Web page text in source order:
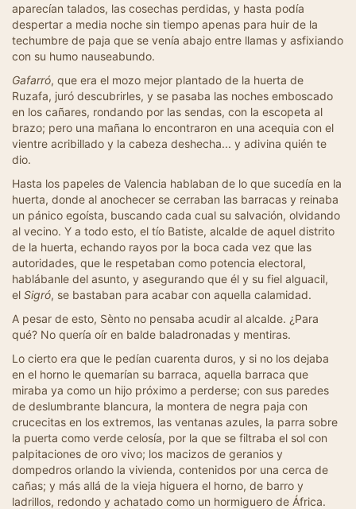
aparecían talados, las cosechas perdidas, y hasta podía
despertar a media noche sin tiempo apenas para huir de la
techumbre de paja que se venía abajo entre llamas y asfixiando
con su humo nauseabundo.
Gafarró, que era el mozo mejor plantado de la huerta de
Ruzafa, juró descubrirles, y se pasaba las noches emboscado
en los cañares, rondando por las sendas, con la escopeta al
brazo; pero una mañana lo encontraron en una acequia con el
vientre acribillado y la cabeza deshecha... y adivina quién te
dio.
Hasta los papeles de Valencia hablaban de lo que sucedía en la
huerta, donde al anochecer se cerraban las barracas y reinaba
un pánico egoísta, buscando cada cual su salvación, olvidando
al vecino. Y a todo esto, el tío Batiste, alcalde de aquel distrito
de la huerta, echando rayos por la boca cada vez que las
autoridades, que le respetaban como potencia electoral,
hablábanle del asunto, y asegurando que él y su fiel alguacil,
el Sigró, se bastaban para acabar con aquella calamidad.
A pesar de esto, Sènto no pensaba acudir al alcalde. ¿Para
qué? No quería oír en balde baladronadas y mentiras.
Lo cierto era que le pedían cuarenta duros, y si no los dejaba
en el horno le quemarían su barraca, aquella barraca que
miraba ya como un hijo próximo a perderse; con sus paredes
de deslumbrante blancura, la montera de negra paja con
crucecitas en los extremos, las ventanas azules, la parra sobre
la puerta como verde celosía, por la que se filtraba el sol con
palpitaciones de oro vivo; los macizos de geranios y
dompedros orlando la vivienda, contenidos por una cerca de
cañas; y más allá de la vieja higuera el horno, de barro y
ladrillos, redondo y achatado como un hormiguero de África.